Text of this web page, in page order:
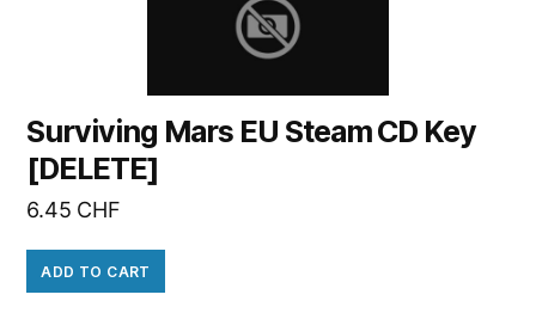
Surviving Mars EU Steam CD Key
[DELETE]
6.45 CHF
ADD TO CART